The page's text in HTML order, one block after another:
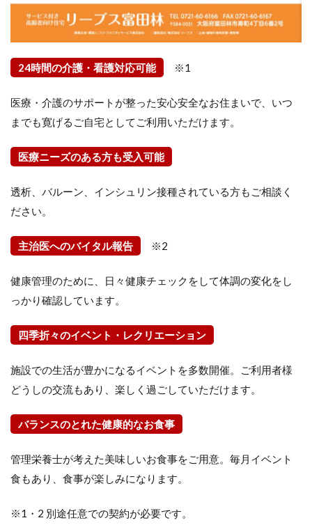
24時間の介護・看護対応可能 ※1
医療・介護のサポートが整った安心安全なお住まいで、いつ
までも寛げるご自宅としてご利用いただけます。
医療ニーズのある方も受入可能
透析、バルーン、インシュリン接種されている方もご相談く
ださい。
主治医へのバイタル報告 ※2
健康管理のために、日々健康チェックをして体調の変化をし
っかり確認しています。
四季折々のイベント・レクリエーション
施設での生活が豊かになるイベントを多数開催。ご利用者様
どうしの交流もあり、楽しく過ごしていただけます。
バランスのとれた健康的なお食事
管理栄養士が考えた美味しいお食事をご用意。毎月イベント
食もあり、食事が楽しみになります。
※1・2 別途任意での契約が必要です。